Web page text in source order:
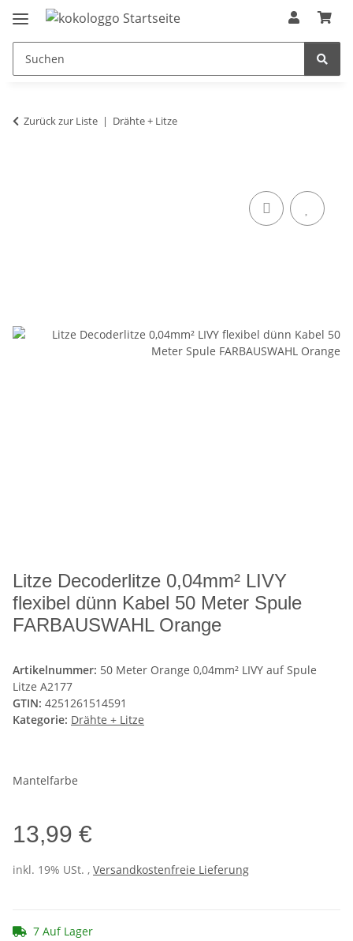
Zurück zur Liste Drähte + Litze
Litze Decoderlitze 0,04mm² LIVY
flexibel dünn Kabel 50 Meter Spule
FARBAUSWAHL Orange
Artikelnummer: 50 Meter Orange 0,04mm² LIVY auf Spule
Litze A2177
GTIN: 4251261514591
Kategorie: Drähte + Litze
Mantelfarbe
13,99 €
inkl. 19% USt. , Versandkostenfreie Lieferung
7 Auf Lager